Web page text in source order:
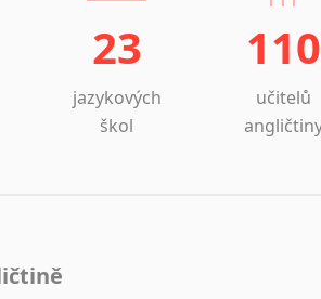
23
jazykových
škol
110
učitelů